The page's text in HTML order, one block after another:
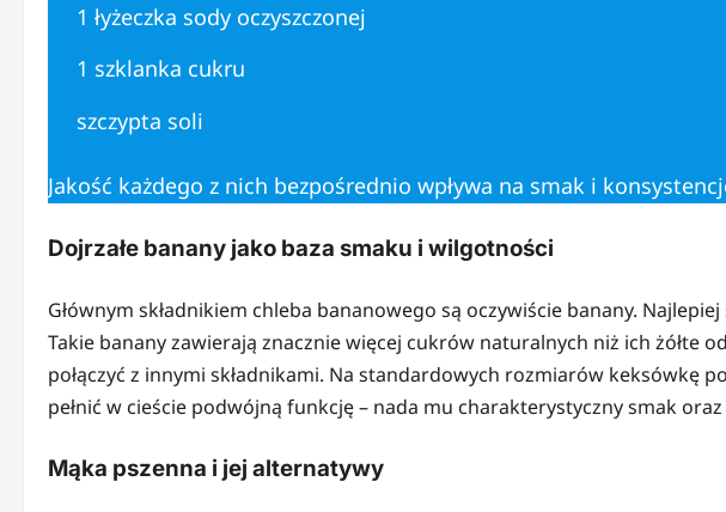
1 łyżeczka sody oczyszczonej
1 szklanka cukru
szczypta soli
Jakość każdego z nich bezpośrednio wpływa na smak i
Dojrzałe banany jako baza smaku i wilgotności
Głównym składnikiem chleba bananowego są oczywiście banany.
Takie banany zawierają znacznie więcej cukrów naturalnych niż ich żółte
połączyć z innymi składnikami. Na standardowych rozmiarów keksówkę
pełnić w cieście podwójną funkcję – nada mu charakterystyczny smak
Mąka pszenna i jej alternatywy